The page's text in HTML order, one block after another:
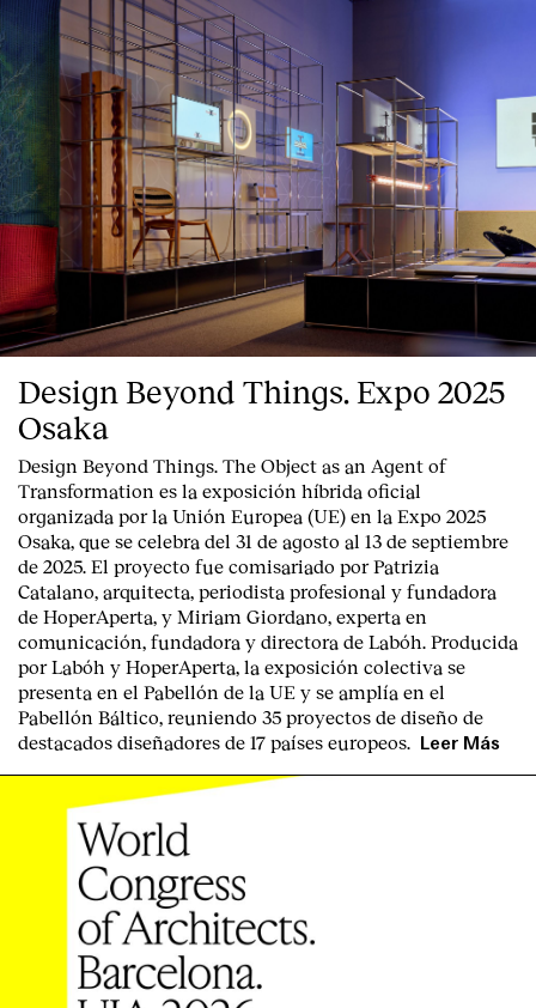
Contacto
Design Beyond Things. Expo 2025
Osaka
Design Beyond Things. The Object as an Agent of
Transformation es la exposición híbrida oficial
organizada por la Unión Europea (UE) en la Expo 2025
Osaka, que se celebra del 31 de agosto al 13 de septiembre
de 2025. El proyecto fue comisariado porPatrizia
Catalano, arquitecta, periodista profesional y fundadora
de HoperAperta, y Miriam Giordano, experta en
comunicación, fundadora y directora de Labóh. Producida
porLabóh y HoperAperta, la exposición colectiva se
presenta en el Pabellón de la UE y se amplía en el
Pabellón Báltico, reuniendo 35 proyectos de diseño de
destacados diseñadores de 17 países europeos. Leer Más